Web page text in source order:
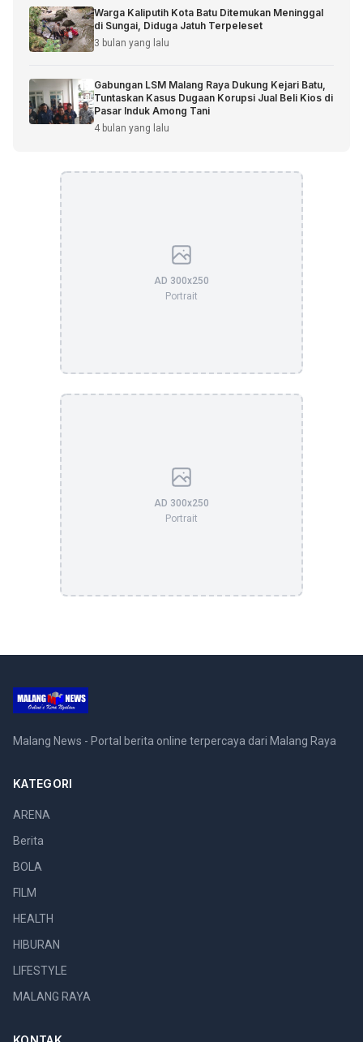
Warga Kaliputih Kota Batu Ditemukan Meninggal
di Sungai, Diduga Jatuh Terpeleset
3 bulan yang lalu
Gabungan LSM Malang Raya Dukung Kejari Batu,
Tuntaskan Kasus Dugaan Korupsi Jual Beli Kios di
Pasar Induk Among Tani
4 bulan yang lalu
AD 300x250
Portrait
AD 300x250
Portrait
Malang News - Portal berita online terpercaya dari Malang Raya
KATEGORI
ARENA
Berita
BOLA
FILM
HEALTH
HIBURAN
LIFESTYLE
MALANG RAYA